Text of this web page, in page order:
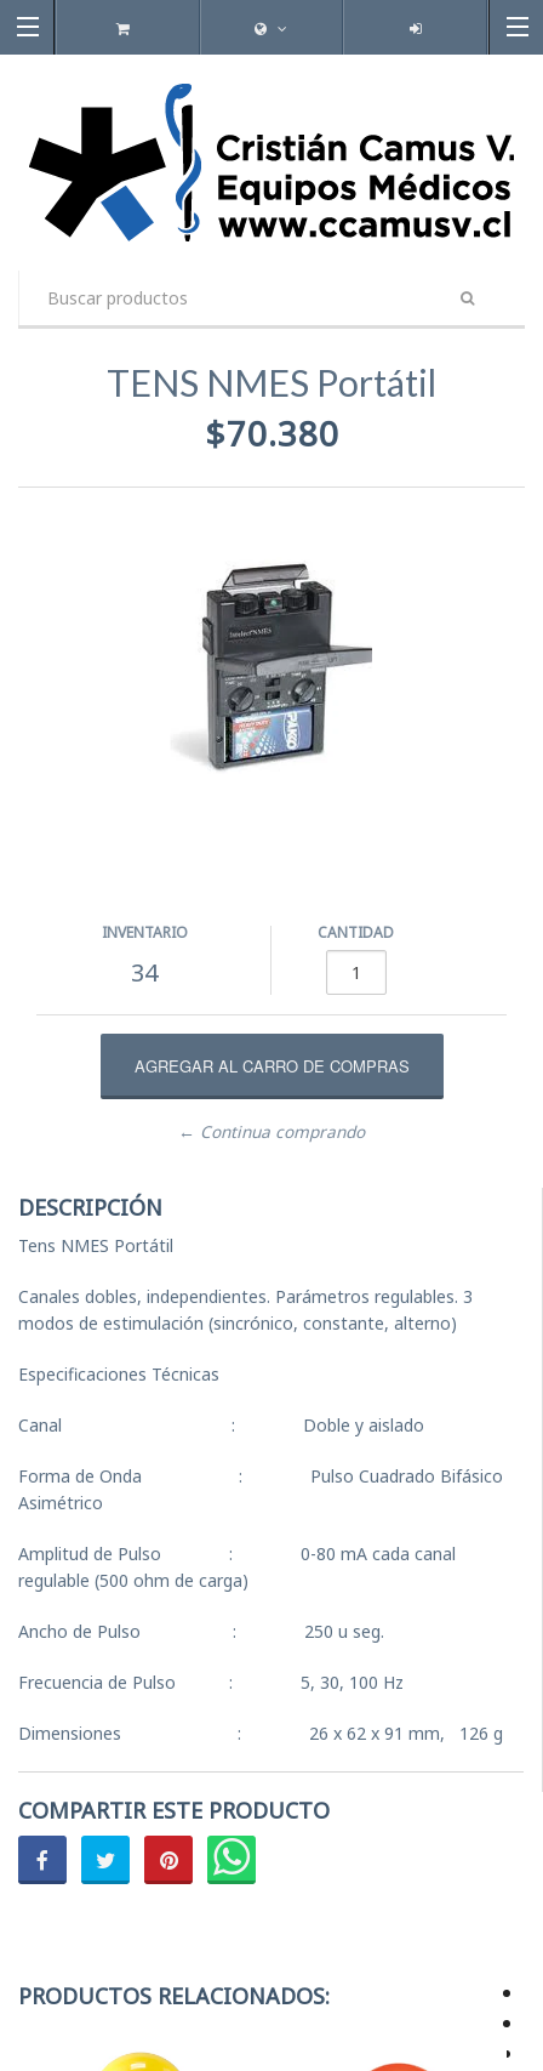
TENS NMES Portátil
$70.380
INVENTARIO
34
CANTIDAD
← Continua comprando
DESCRIPCIÓN
Tens NMES Portátil
Canales dobles, independientes. Parámetros regulables. 3
modos de estimulación (sincrónico, constante, alterno)
Especificaciones Técnicas
Canal : Doble y aislado
Forma de Onda : Pulso Cuadrado Bifásico
Asimétrico
Amplitud de Pulso : 0-80 mA cada canal
regulable (500 ohm de carga)
Ancho de Pulso : 250 u seg.
Frecuencia de Pulso : 5, 30, 100 Hz
Dimensiones : 26 x 62 x 91 mm, 126 g
COMPARTIR ESTE PRODUCTO
PRODUCTOS RELACIONADOS: